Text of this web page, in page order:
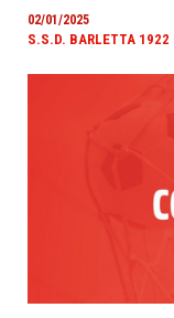
02/01/2025
S.S.D. BARLETTA